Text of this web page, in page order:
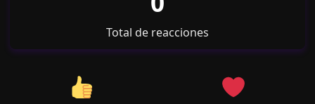
25/03/2026
Total de reacciones